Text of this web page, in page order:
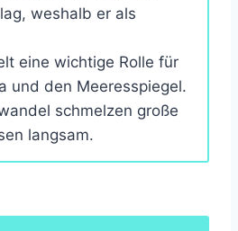
weshalb er als
eine wichtige Rolle für
und den Meeresspiegel.
schmelzen große
langsam.